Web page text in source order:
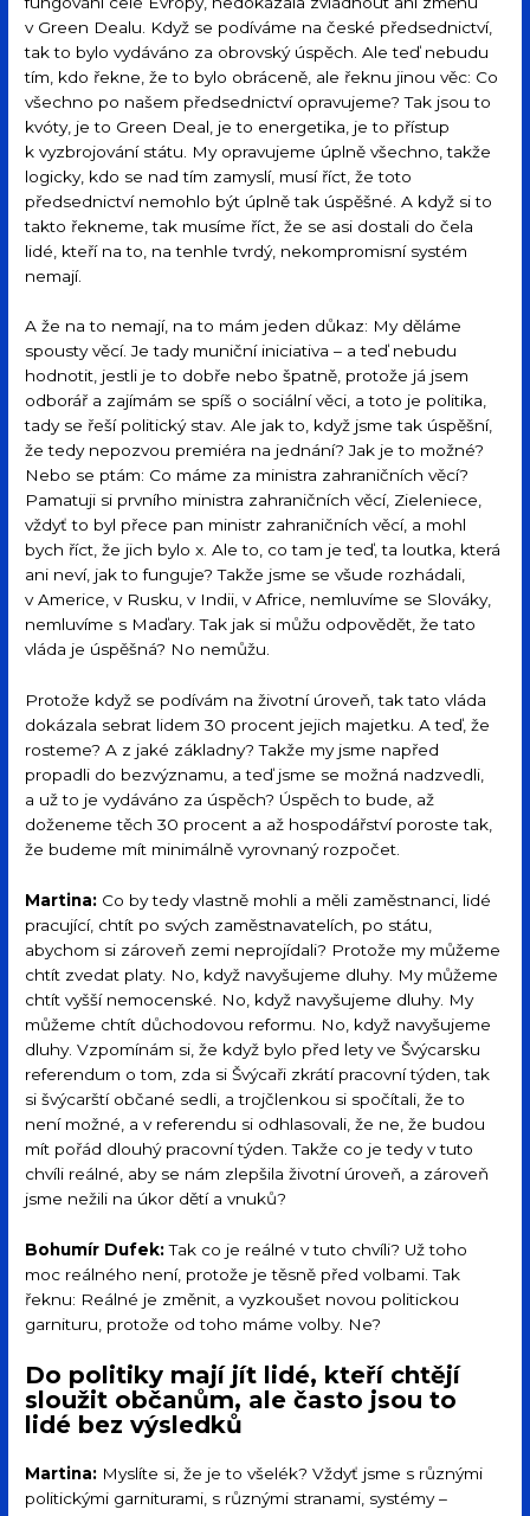
v Green Dealu. Když se podíváme na české předsednictví,
tak to bylo vydáváno za obrovský úspěch. Ale teď nebudu
tím, kdo řekne, že to bylo obráceně, ale řeknu jinou věc: Co
všechno po našem předsednictví opravujeme? Tak jsou to
kvóty, je to Green Deal, je to energetika, je to přístup
k vyzbrojování státu. My opravujeme úplně všechno, takže
logicky, kdo se nad tím zamyslí, musí říct, že toto
předsednictví nemohlo být úplně tak úspěšné. A když si to
takto řekneme, tak musíme říct, že se asi dostali do čela
lidé, kteří na to, na tenhle tvrdý, nekompromisní systém
nemají.
A že na to nemají, na to mám jeden důkaz: My děláme
spousty věcí. Je tady muniční iniciativa – a teď nebudu
hodnotit, jestli je to dobře nebo špatně, protože já jsem
odborář a zajímám se spíš o sociální věci, a toto je politika,
tady se řeší politický stav. Ale jak to, když jsme tak úspěšní,
že tedy nepozvou premiéra na jednání? Jak je to možné?
Nebo se ptám: Co máme za ministra zahraničních věcí?
Pamatuji si prvního ministra zahraničních věcí, Zieleniece,
vždyť to byl přece pan ministr zahraničních věcí, a mohl
bych říct, že jich bylo x. Ale to, co tam je teď, ta loutka, která
ani neví, jak to funguje? Takže jsme se všude rozhádali,
v Americe, v Rusku, v Indii, v Africe, nemluvíme se Slováky,
nemluvíme s Maďary. Tak jak si můžu odpovědět, že tato
vláda je úspěšná? No nemůžu.
Protože když se podívám na životní úroveň, tak tato vláda
dokázala sebrat lidem 30 procent jejich majetku. A teď, že
rosteme? A z jaké základny? Takže my jsme napřed
propadli do bezvýznamu, a teď jsme se možná nadzvedli,
a už to je vydáváno za úspěch? Úspěch to bude, až
doženeme těch 30 procent a až hospodářství poroste tak,
že budeme mít minimálně vyrovnaný rozpočet.
Martina: Co by tedy vlastně mohli a měli zaměstnanci, lidé
pracující, chtít po svých zaměstnavatelích, po státu,
abychom si zároveň zemi neprojídali? Protože my můžeme
chtít zvedat platy. No, když navyšujeme dluhy. My můžeme
chtít vyšší nemocenské. No, když navyšujeme dluhy. My
můžeme chtít důchodovou reformu. No, když navyšujeme
dluhy. Vzpomínám si, že když bylo před lety ve Švýcarsku
referendum o tom, zda si Švýcaři zkrátí pracovní týden, tak
si švýcarští občané sedli, a trojčlenkou si spočítali, že to
není možné, a v referendu si odhlasovali, že ne, že budou
mít pořád dlouhý pracovní týden. Takže co je tedy v tuto
chvíli reálné, aby se nám zlepšila životní úroveň, a zároveň
jsme nežili na úkor dětí a vnuků?
Bohumír Dufek:Tak co je reálné v tuto chvíli? Už toho
moc reálného není, protože je těsně před volbami. Tak
řeknu: Reálné je změnit, a vyzkoušet novou politickou
garnituru, protože od toho máme volby. Ne?
Do politiky mají jít lidé, kteří chtějí
sloužit občanům, ale často jsou to
lidé bez výsledků
Martina: Myslíte si, že je to všelék? Vždyť jsme s různými
politickými garniturami, s různými stranami, systémy –